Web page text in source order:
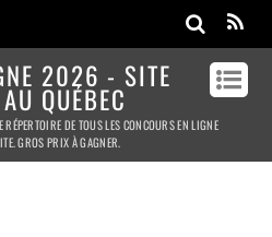
2026 - SITE
QUÉBEC
DE TOUS LES CONCOURS EN LIGNE
GROS PRIX À GAGNER.